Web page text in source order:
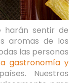
harán sentir de
aromas de los
las personas
gastronomía y
Nuestros